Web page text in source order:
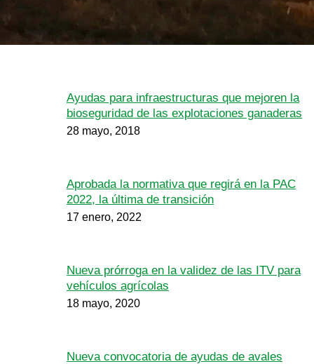
Ayudas para infraestructuras que mejoren la
bioseguridad de las explotaciones ganaderas
28 mayo, 2018
Aprobada la normativa que regirá en la PAC
2022, la última de transición
17 enero, 2022
Nueva prórroga en la validez de las ITV para
vehículos agrícolas
18 mayo, 2020
Nueva convocatoria de ayudas de avales